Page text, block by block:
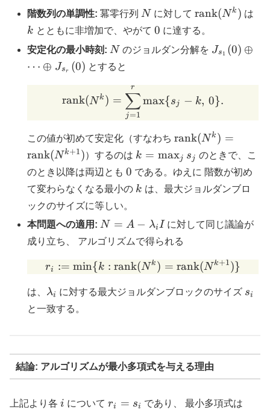
階数列の単調性: 冪零行列 N
N に対して
(N^k)
rank(Nk ) は
k とともに非増加で、やがて 0
0 に達する。
安定化の最小時刻: N
N のジョルダン分解を J_{s_1}
Js1 (0) ⊕
⋯ ⊕ Jsr (0) とすると
rank(N k ) =
j =1
∑
r
max{sj − k, 0}.
この値が初めて安定化（すなわち
(N^{k+1})
rank(Nk ) =
rank(Nk+1)）するのは k =
\max_j
s_j
k = maxj sj のときで、こ
のとき以降は両辺とも0
0 である。ゆえに 階数が初め
て変わらなくなる最小の k
k は、最大ジョルダンブロ
ックのサイズに等しい。
本問題への適用: N=A-
\lambda_i
N = A − λiI に対して同じ議論が
成り立ち、 アルゴリズムで得られる
r_i :=
ri := min{k : rank(Nk ) = rank(Nk+1)}
は、 \lambda_i
λi に対する最大ジョルダンブロックのサイズ s_i
si
と一致する。
結論: アルゴリズムが最小多項式を与える理由
上記より各 i
i について r_i=s_i
ri = si であり、 最小多項式は